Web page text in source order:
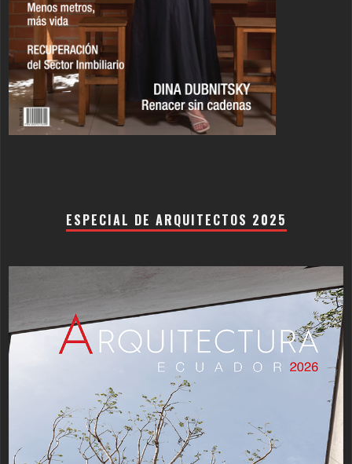
ESPECIAL DE ARQUITECTOS 2025